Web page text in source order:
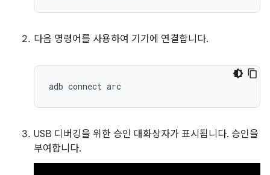
다음 명령어를 사용하여 기기에 연결합니다.
USB 디버깅을 위한 승인 대화상자가 표시됩니다. 승인을
부여합니다.